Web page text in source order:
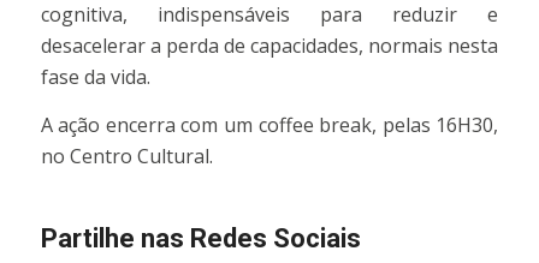
cognitiva, indispensáveis para reduzir e
desacelerar a perda de capacidades, normais nesta
fase da vida.
A ação encerra com um coffee break, pelas 16H30,
no Centro Cultural.
Partilhe nas Redes Sociais